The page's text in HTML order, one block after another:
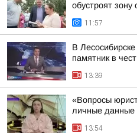
обустроят зону
11:57
В
памятник в
13:39
«Вопросы
личные данные
13:54